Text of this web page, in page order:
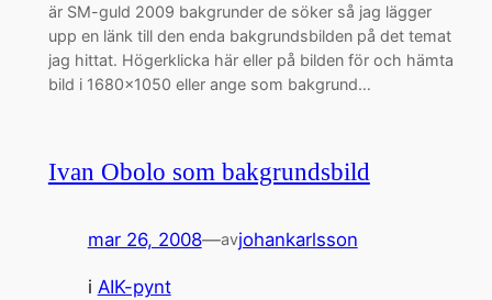
är SM-guld 2009 bakgrunder de söker så jag lägger
upp en länk till den enda bakgrundsbilden på det temat
jag hittat. Högerklicka här eller på bilden för och hämta
bild i 1680×1050 eller ange som bakgrund…
Ivan Obolo som bakgrundsbild
mar 26, 2008—avjohankarlsson
i AIK-pynt